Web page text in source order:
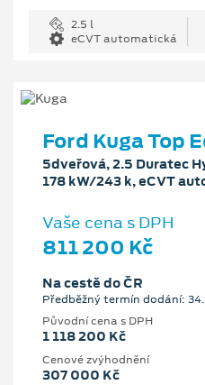
2.5 l
eCVT automatická
Ford Kuga Top
5dveřová, 2.5 Duratec
178 kW/243 k, eCVT
Vaše cena s DPH
811 200 Kč
Na cestě do ČR
Předběžný termín dodání:
Původní cena s DPH
1 118 200 Kč
Cenové zvýhodnění
307 000 Kč